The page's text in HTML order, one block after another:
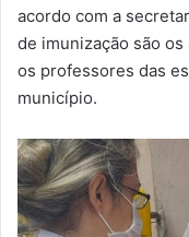
acordo com a
de imunização são
os professores das
município.